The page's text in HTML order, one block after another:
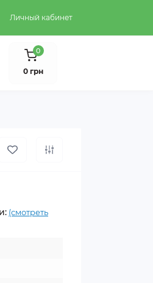
Личный кабинет
0
0 грн
(смотреть